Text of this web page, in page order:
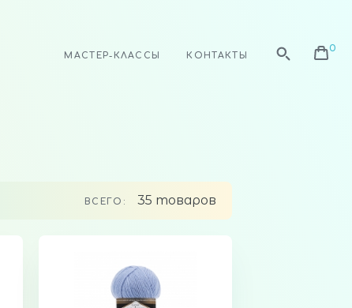
МАСТЕР-КЛАССЫ КОНТАКТЫ
ВСЕГО: 35 товаров